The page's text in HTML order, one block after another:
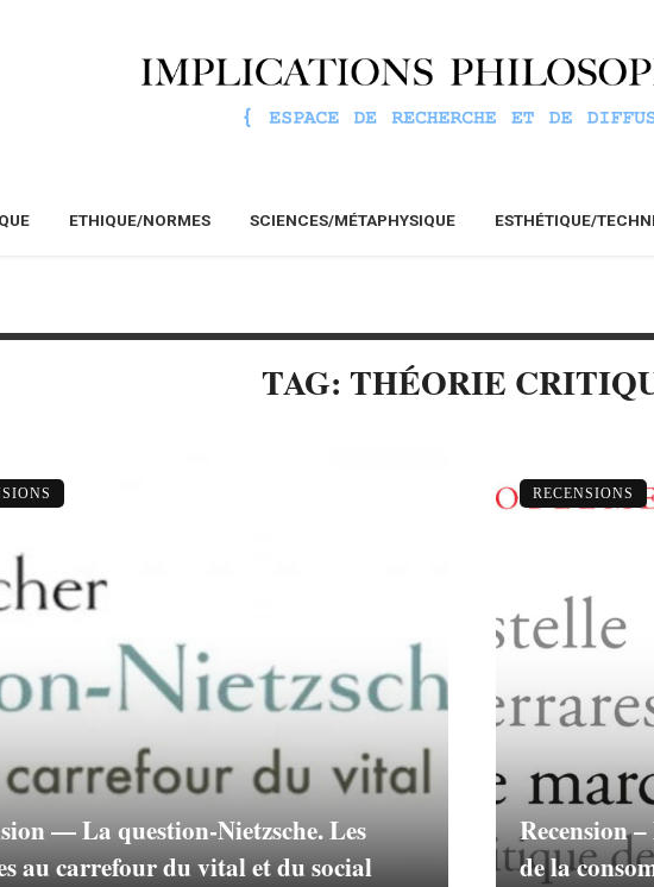
ETHIQUE/NORMES SCIENCES/MÉTAPHYSIQUE ESTHÉTIQUE/
TAG: THÉORIE
— La question-Nietzsche. Les
au carrefour du vital et du social
Recension
de la
RECENSIONS